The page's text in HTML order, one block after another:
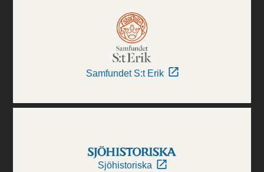
Samfundet S:t Erik
Sjöhistoriska